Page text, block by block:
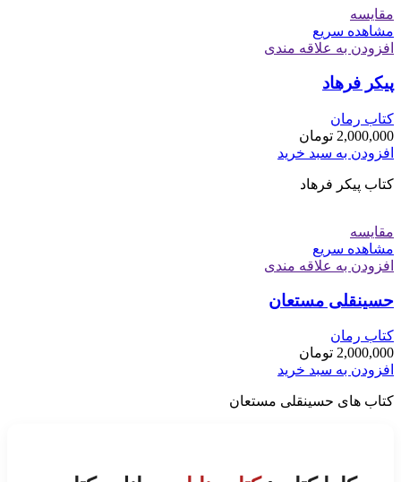
مقایسه
مشاهده سریع
افزودن به علاقه مندی
پیکر فرهاد
کتاب رمان
2,000,000 تومان
افزودن به سبد خرید
کتاب پیکر فرهاد
مقایسه
مشاهده سریع
افزودن به علاقه مندی
حسینقلی مستعان
کتاب رمان
2,000,000 تومان
افزودن به سبد خرید
کتاب های حسینقلی مستعان